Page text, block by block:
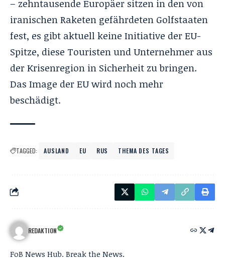
– zehntausende Europäer sitzen in den von
iranischen Raketen gefährdeten Golfstaaten
fest, es gibt aktuell keine Initiative der EU-
Spitze, diese Touristen und Unternehmer aus
der Krisenregion in Sicherheit zu bringen.
Das Image der EU wird noch mehr
beschädigt.
TAGGED: AUSLAND EU RUS THEMA DES TAGES
REDAKTION
FoB News Hub. Break the News.